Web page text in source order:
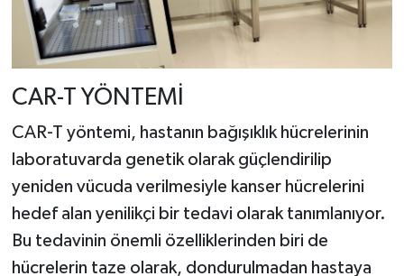
CAR-T YÖNTEMİ
CAR-T yöntemi, hastanın bağışıklık hücrelerinin
laboratuvarda genetik olarak güçlendirilip
yeniden vücuda verilmesiyle kanser hücrelerini
hedef alan yenilikçi bir tedavi olarak tanımlanıyor.
Bu tedavinin önemli özelliklerinden biri de
hücrelerin taze olarak, dondurulmadan hastaya